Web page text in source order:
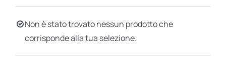
BIOGRAFIE
ATTUALITÀ
Non è stato trovato nessun prodotto che
corrisponde alla tua selezione.